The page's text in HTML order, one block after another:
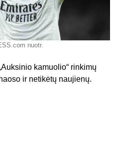
nuotr.
kamuolio“ rinkimų
ir netikėtų naujienų.